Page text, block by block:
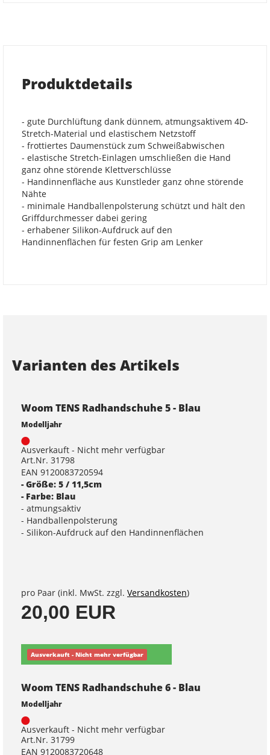
Produktdetails
- gute Durchlüftung dank dünnem, atmungsaktivem 4D-
Stretch-Material und elastischem Netzstoff
- frottiertes Daumenstück zum Schweißabwischen
- elastische Stretch-Einlagen umschließen die Hand
ganz ohne störende Klettverschlüsse
- Handinnenfläche aus Kunstleder ganz ohne störende
Nähte
- minimale Handballenpolsterung schützt und hält den
Griffdurchmesser dabei gering
- erhabener Silikon-Aufdruck auf den
Handinnenflächen für festen Grip am Lenker
Varianten des Artikels
Woom TENS Radhandschuhe 5 - Blau
Modelljahr
Ausverkauft - Nicht mehr verfügbar
Art.Nr. 31798
EAN 9120083720594
- Größe: 5 / 11,5cm
- Farbe: Blau
- atmungsaktiv
- Handballenpolsterung
- Silikon-Aufdruck auf den Handinnenflächen
pro Paar (inkl. MwSt. zzgl. Versandkosten)
20,00 EUR
Ausverkauft - Nicht mehr verfügbar
Woom TENS Radhandschuhe 6 - Blau
Modelljahr
Ausverkauft - Nicht mehr verfügbar
Art.Nr. 31799
EAN 9120083720648